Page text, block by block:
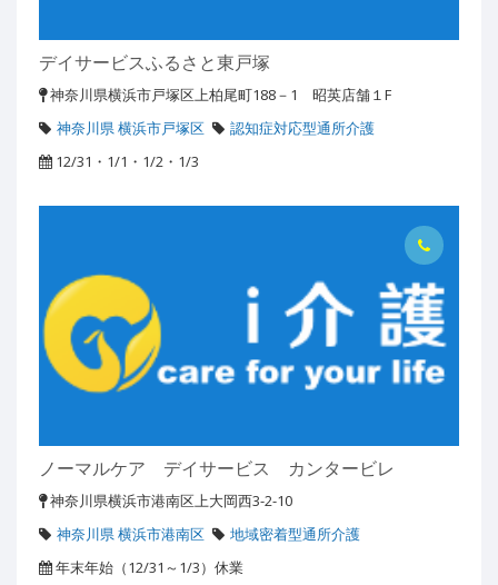
デイサービスふるさと東戸塚
神奈川県横浜市戸塚区上柏尾町188－1 昭英店舗１F
神奈川県 横浜市戸塚区
認知症対応型通所介護
12/31・1/1・1/2・1/3
ノーマルケア デイサービス カンタービレ
神奈川県横浜市港南区上大岡西3-2-10
神奈川県 横浜市港南区
地域密着型通所介護
年末年始（12/31～1/3）休業